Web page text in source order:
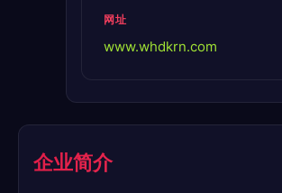
网址
www.whdkrn.com
企业简介